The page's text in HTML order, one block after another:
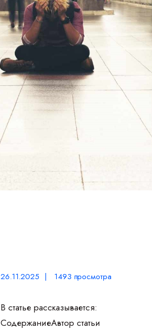
26.11.2025 | 1493 просмотра
В статье рассказывается:
СодержаниеАвтор статьи